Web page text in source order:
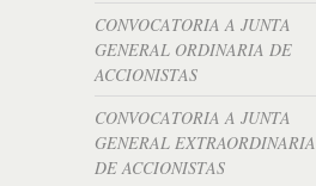
CONVOCATORIA A JUNTA
GENERAL ORDINARIA DE
ACCIONISTAS
CONVOCATORIA A JUNTA
GENERAL EXTRAORDINARIA
DE ACCIONISTAS